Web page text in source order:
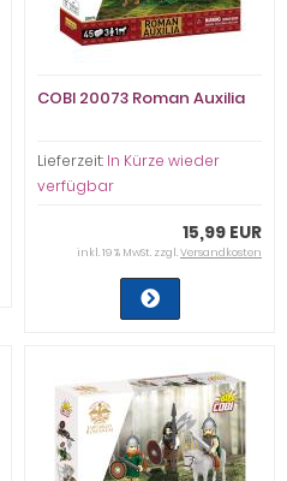
COBI 20073 Roman Auxilia
Lieferzeit: In Kürze wieder
verfügbar
15,99 EUR
inkl. 19 % MwSt. zzgl.Versandkosten